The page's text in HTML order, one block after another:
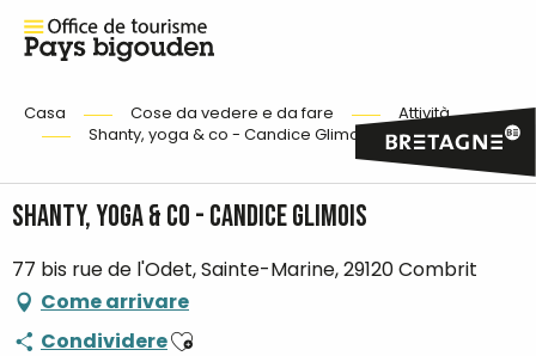
Casa Cose da vedere e da fare
Attività
Shanty, yoga & co - Candice Glimois
Shanty, yoga & co - Candice Glimois
77 bis rue de l'Odet, Sainte-Marine, 29120 Combrit
Come arrivare
CondividereAjouter aux favoris